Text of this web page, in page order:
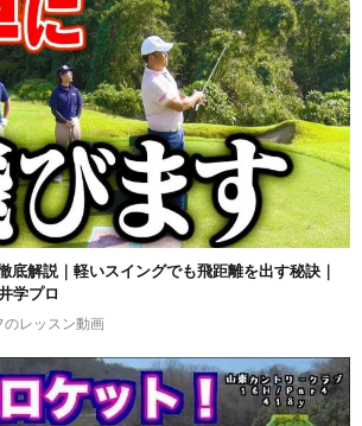
底解説｜軽いスイングでも飛距離を出す秘訣｜
学プロ
のレッスン動画